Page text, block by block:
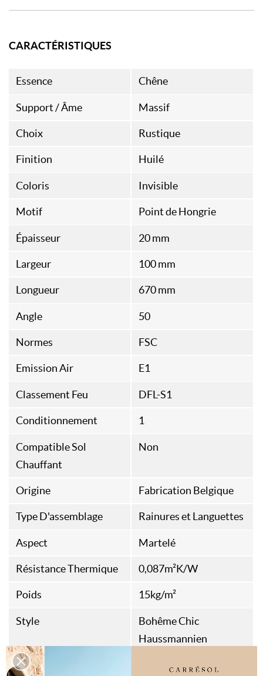
CARACTÉRISTIQUES
Essence Chêne
Support / Âme Massif
Choix Rustique
Finition Huilé
Coloris Invisible
Motif Point de Hongrie
Épaisseur 20 mm
Largeur 100 mm
Longueur 670 mm
Angle 50
Normes FSC
Emission Air E1
Classement Feu DFL-S1
Conditionnement 1
Compatible Sol
Chauffant
Non
Origine Fabrication Belgique
Type D'assemblage Rainures et Languettes
Aspect Martelé
Résistance Thermique 0,087m²K/W
Poids 15kg/m²
Style
Bohême Chic
Haussmannien